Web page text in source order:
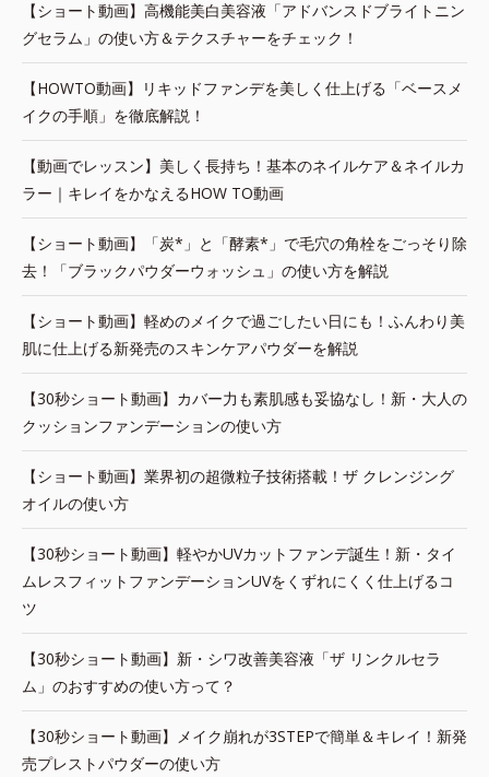
【ショート動画】高機能美白美容液「アドバンスドブライトニン
グセラム」の使い方＆テクスチャーをチェック！
【HOWTO動画】リキッドファンデを美しく仕上げる「ベースメ
イクの手順」を徹底解説！
【動画でレッスン】美しく長持ち！基本のネイルケア＆ネイルカ
ラー｜キレイをかなえるHOW TO動画
【ショート動画】「炭*」と「酵素*」で毛穴の角栓をごっそり除
去！「ブラックパウダーウォッシュ」の使い方を解説
【ショート動画】軽めのメイクで過ごしたい日にも！ふんわり美
肌に仕上げる新発売のスキンケアパウダーを解説
【30秒ショート動画】カバー力も素肌感も妥協なし！新・大人の
クッションファンデーションの使い方
【ショート動画】業界初の超微粒子技術搭載！ザ クレンジング
オイルの使い方
【30秒ショート動画】軽やかUVカットファンデ誕生！新・タイ
ムレスフィットファンデーションUVをくずれにくく仕上げるコ
ツ
【30秒ショート動画】新・シワ改善美容液「ザ リンクルセラ
ム」のおすすめの使い方って？
【30秒ショート動画】メイク崩れが3STEPで簡単＆キレイ！新発
売プレストパウダーの使い方